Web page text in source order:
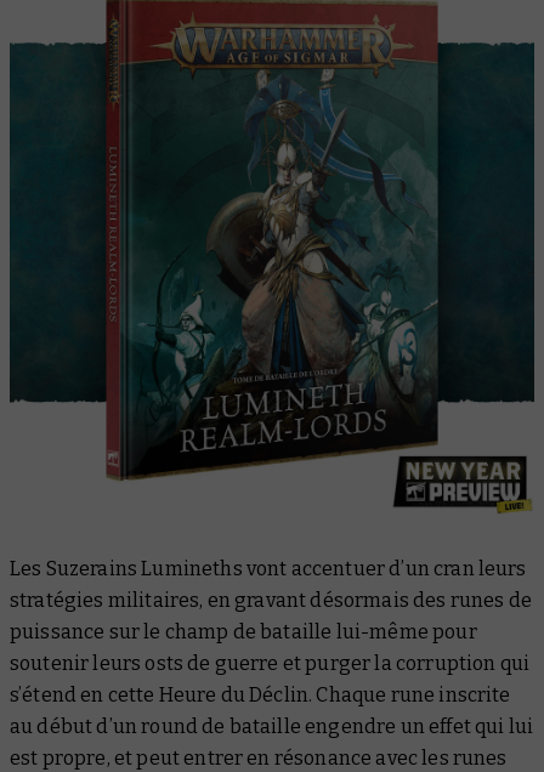
Les Suzerains Lumineths vont accentuer d’un cran leurs
stratégies militaires, en gravant désormais des runes de
puissance sur le champ de bataille lui-même pour
soutenir leurs osts de guerre et purger la corruption qui
s’étend en cette Heure du Déclin. Chaque rune inscrite
au début d’un round de bataille engendre un effet qui lui
est propre, et peut entrer en résonance avec les runes